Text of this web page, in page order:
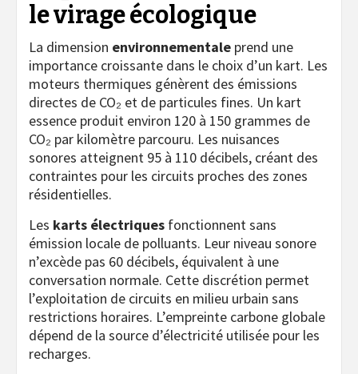
le virage écologique
La dimension environnementale prend une
importance croissante dans le choix d’un kart. Les
moteurs thermiques génèrent des émissions
directes de CO₂ et de particules fines. Un kart
essence produit environ 120 à 150 grammes de
CO₂ par kilomètre parcouru. Les nuisances
sonores atteignent 95 à 110 décibels, créant des
contraintes pour les circuits proches des zones
résidentielles.
Les karts électriques fonctionnent sans
émission locale de polluants. Leur niveau sonore
n’excède pas 60 décibels, équivalent à une
conversation normale. Cette discrétion permet
l’exploitation de circuits en milieu urbain sans
restrictions horaires. L’empreinte carbone globale
dépend de la source d’électricité utilisée pour les
recharges.